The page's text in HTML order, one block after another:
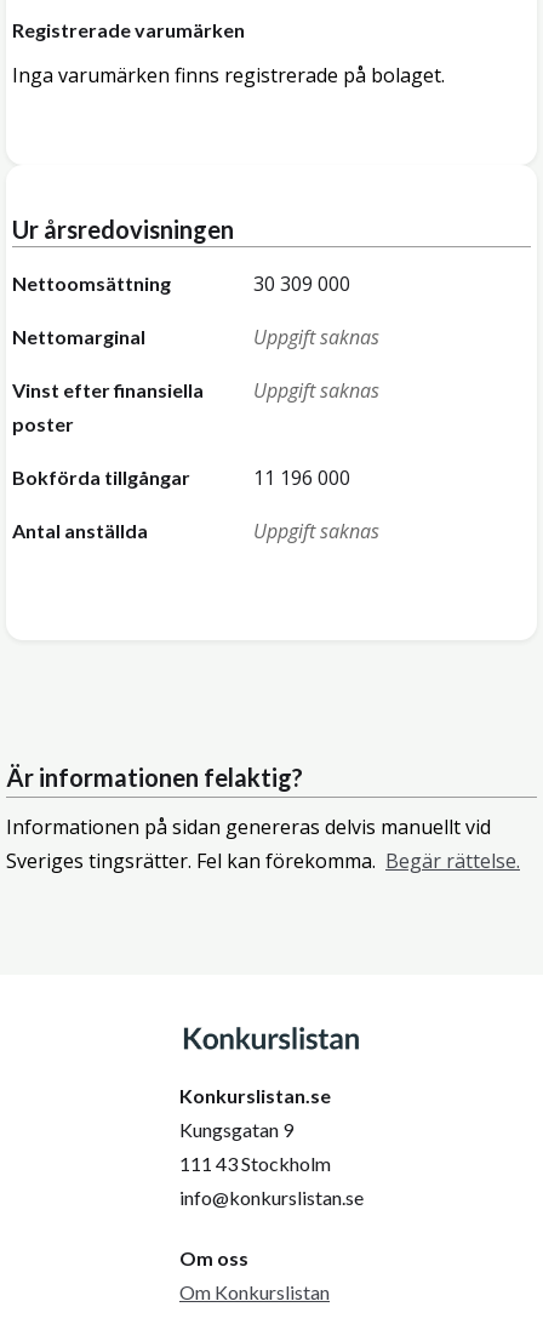
Registrerade varumärken
Inga varumärken finns registrerade på bolaget.
Ur årsredovisningen
Nettoomsättning 30 309 000
Nettomarginal Uppgift saknas
Vinst efter finansiella
poster
Uppgift saknas
Bokförda tillgångar 11 196 000
Antal anställda Uppgift saknas
Är informationen felaktig?
Informationen på sidan genereras delvis manuellt vid
Sveriges tingsrätter. Fel kan förekomma. Begär rättelse.
Konkurslistan.se
Kungsgatan 9
111 43 Stockholm
info@konkurslistan.se
Om oss
Om Konkurslistan